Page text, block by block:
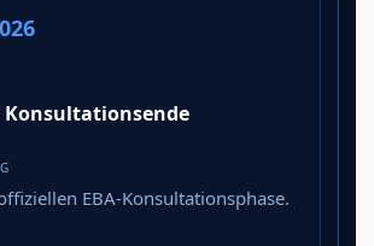
Konsultationsende
EBA-Konsultationsphase.